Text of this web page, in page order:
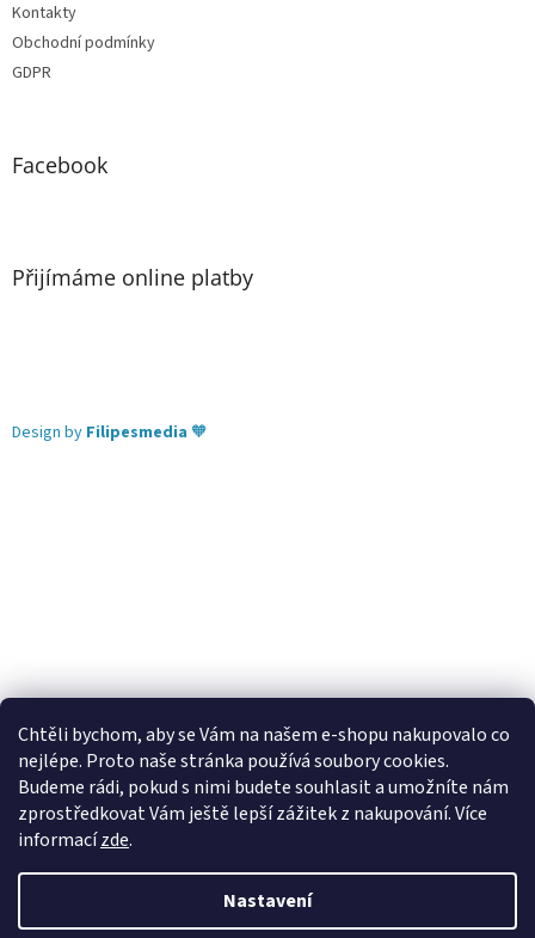
Chtěli bychom, aby se Vám na našem e-shopu nakupovalo co
nejlépe. Proto naše stránka používá soubory cookies.
Budeme rádi, pokud s nimi budete souhlasit a umožníte nám
zprostředkovat Vám ještě lepší zážitek z nakupování.Více
informacízde.
Nastavení
Kontakty
Obchodní podmínky
GDPR
Facebook
Přijímáme online platby
Design by Filipesmedia 🧡
Lekva nábytek ubytování pod Pálavou kování Tulip
úchytky Gamet
úchytky Siro Blum - perfecting motion
Vytvořil Shoptet